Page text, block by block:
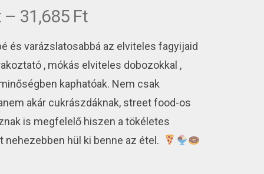
– 31,685 FtÁrtartomány:
-
31,685 Ft
és varázslatosabbá az elviteles fagyijaid
, mókás elviteles dobozokkal ,
kaphatóak. Nem csak
akár cukrászdáknak, street food-os
is megfelelő hiszen a tökéletes
nehezebben hül ki benne az étel.